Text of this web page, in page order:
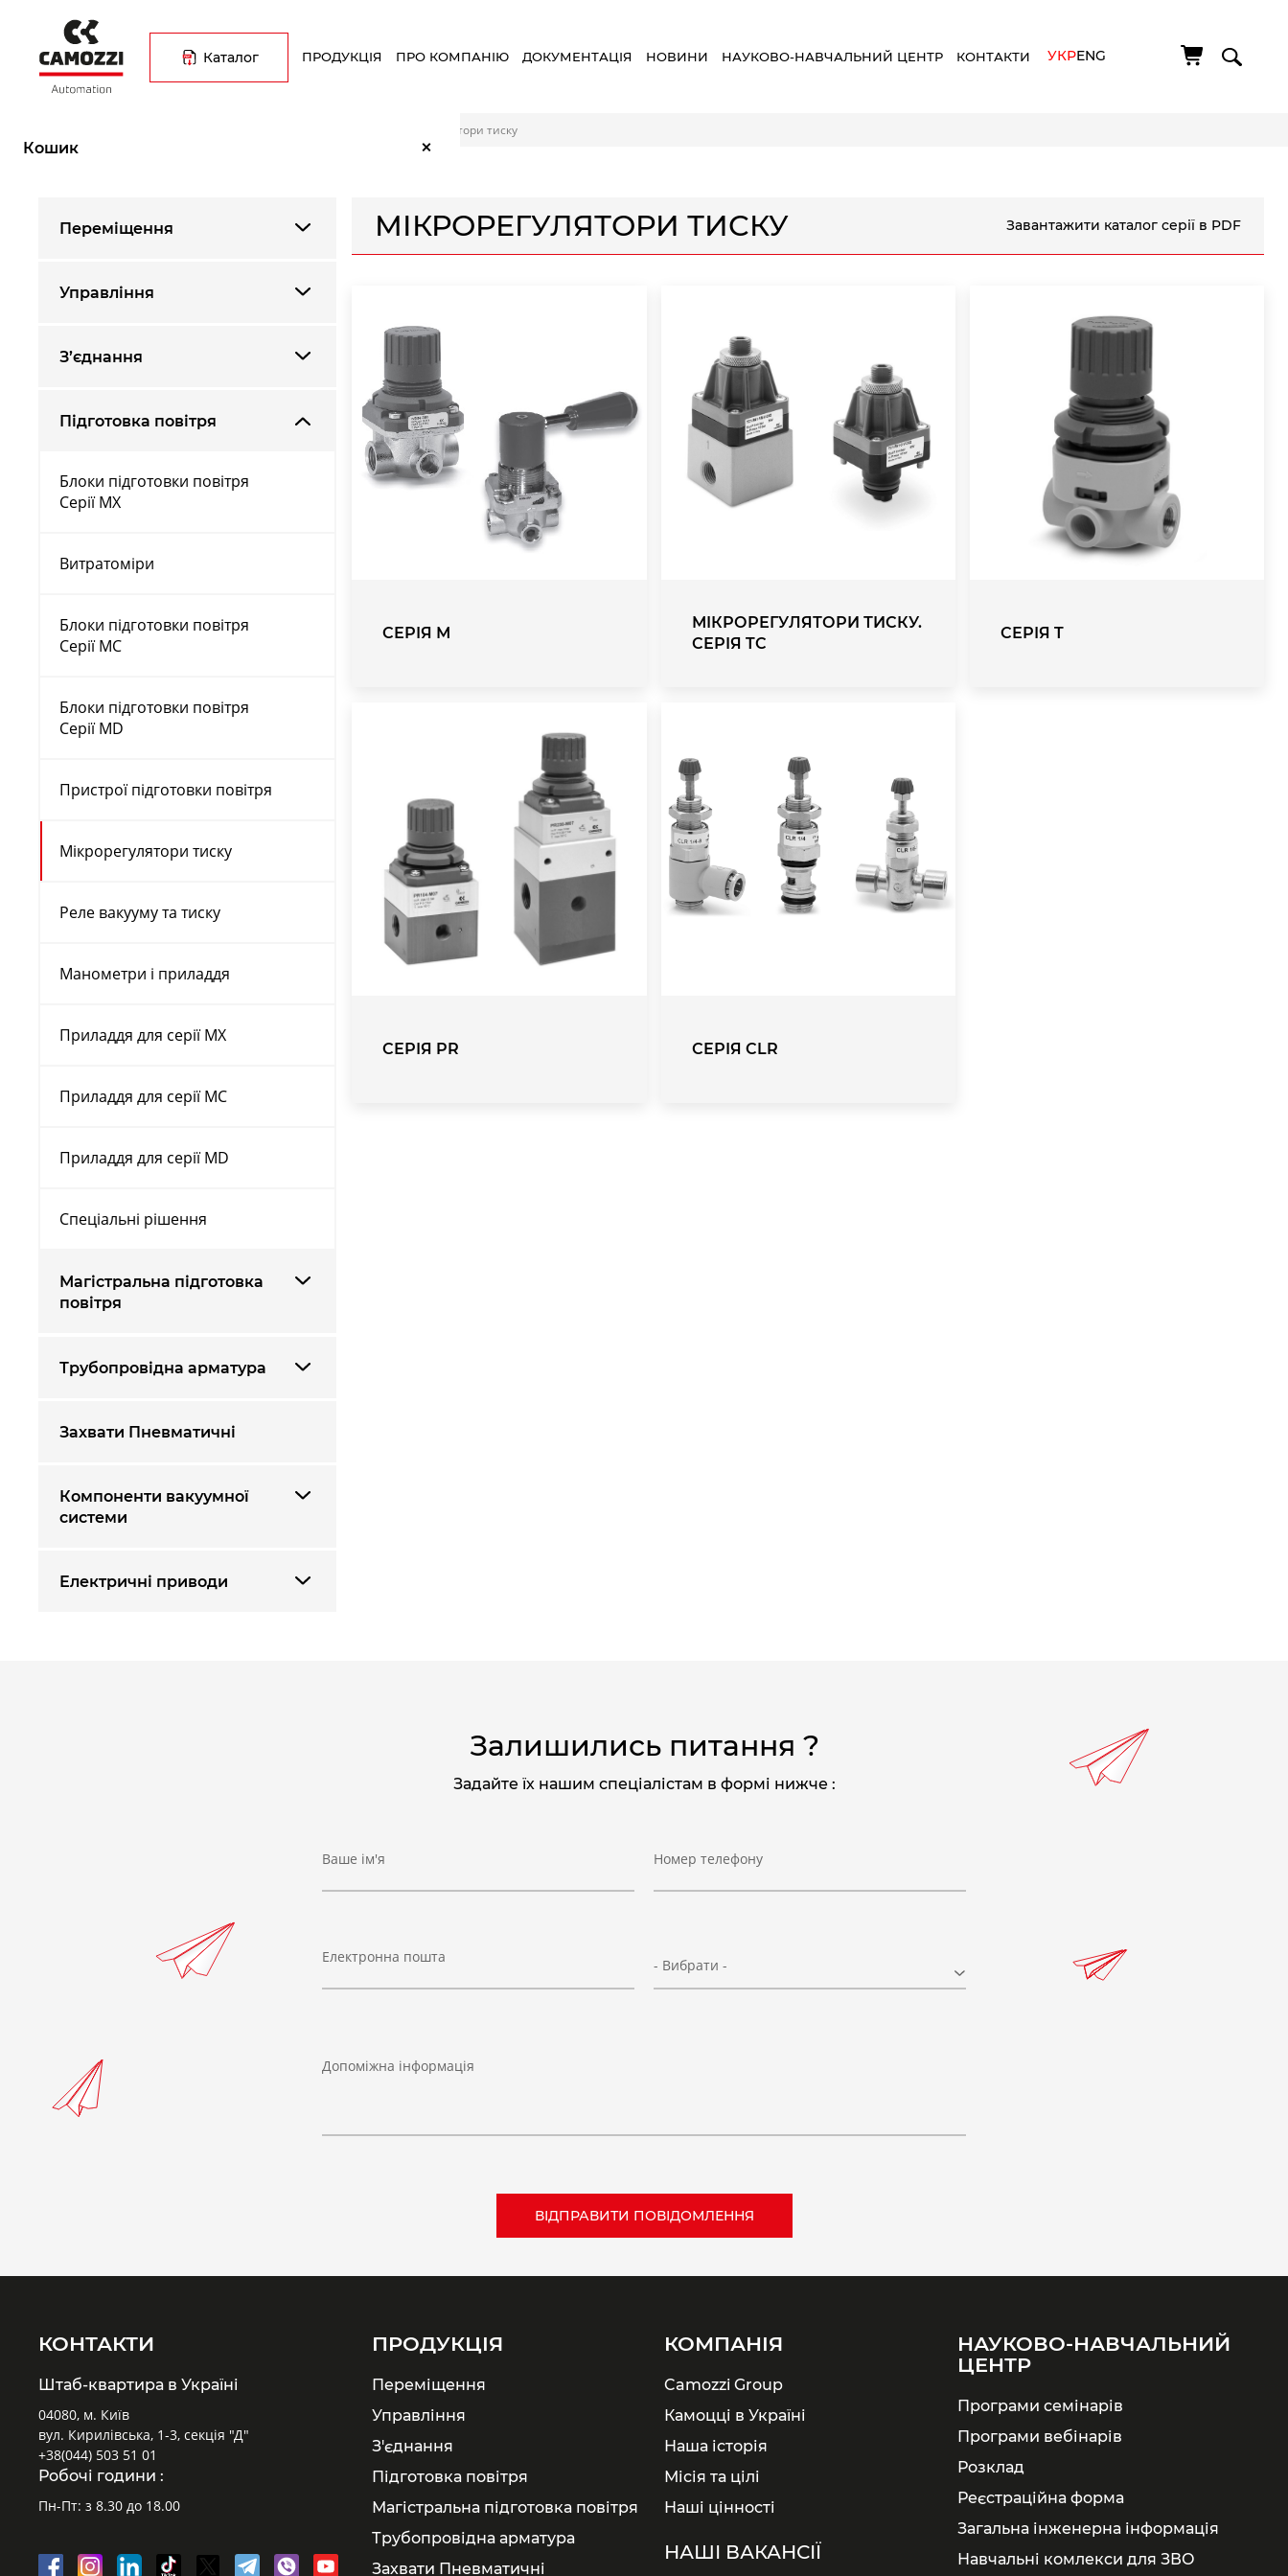
основного
вмісту
Каталог ПРОДУКЦІЯ ПРО КОМПАНІЮ ДОКУМЕНТАЦІЯ НОВИНИ НАУКОВО-НАВЧАЛЬНИЙ ЦЕНТР КОНТАКТИ УКРENG
Кошик ×
навіґації
Мікрорегулятори тиску
Переміщення
Управління
З’єднання
Підготовка повітря
Блоки підготовки повітря
Серії MX
Витратоміри
Блоки підготовки повітря
Серії MC
Блоки підготовки повітря
Серії MD
Пристрої підготовки повітря
Мікрорегулятори тиску
Реле вакууму та тиску
Манометри і приладдя
Приладдя для серії MX
Приладдя для серії MC
Приладдя для серії MD
Спеціальні рішення
Магістральна підготовка
повітря
Трубопровідна арматура
Захвати Пневматичні
Компоненти вакуумної
системи
Електричні приводи
МІКРОРЕГУЛЯТОРИ ТИСКУ Завантажити каталог серії в PDF
СЕРІЯ М
МІКРОРЕГУЛЯТОРИ ТИСКУ.
СЕРІЯ TC
СЕРІЯ T
СЕРІЯ PR СЕРІЯ CLR
Залишились питання ?
Задайте їх нашим спеціалістам в формі нижче :
Ваше ім'я Номер телефону
Електронна пошта - Вибрати -
Допоміжна інформація
КОНТАКТИ
Штаб-квартира в Україні
04080, м. Київ
вул. Кирилівська, 1-3, секція "Д"
+38(044) 503 51 01
Робочі години :
Пн-Пт: з 8.30 до 18.00
ПРОДУКЦІЯ
Переміщення
Управління
З'єднання
Підготовка повітря
Магістральна підготовка повітря
Трубопровідна арматура
Захвати Пневматичні
КОМПАНІЯ
Camozzi Group
Камоцці в Україні
Наша історія
Місія та цілі
Наші цінності
НАШІ ВАКАНСІЇ
НАУКОВО-НАВЧАЛЬНИЙ
ЦЕНТР
Програми семінарів
Програми вебінарів
Розклад
Реєстраційна форма
Загальна інженерна інформація
Навчальні комлекси для ЗВО